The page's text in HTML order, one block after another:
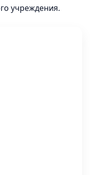
учреждения.